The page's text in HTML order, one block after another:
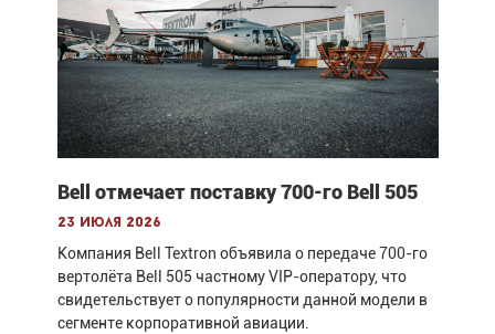
Bell отмечает поставку 700-го Bell 505
23 июля 2026
Компания Bell Textron объявила о передаче 700-го
вертолёта Bell 505 частному VIP-оператору, что
свидетельствует о популярности данной модели в
сегменте корпоративной авиации.